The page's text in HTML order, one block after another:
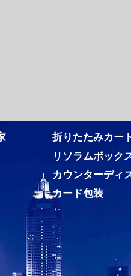
折りたたみカー
リソラムボック
カウンターディ
カード包装